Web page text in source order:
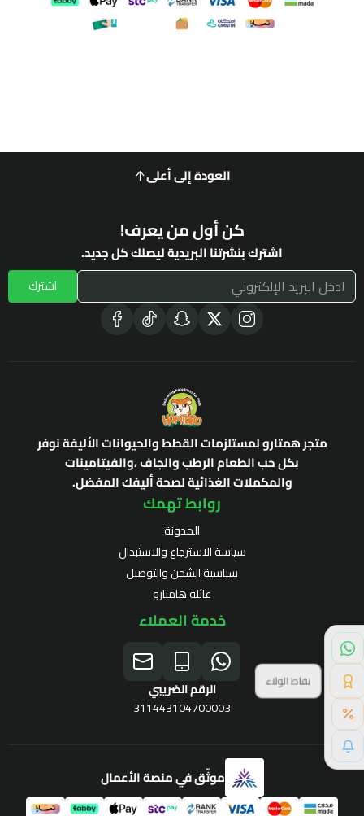
العودة إلى أعلى
كن أول من يعرف!
اشترك بنشرتنا البريدية ليصلك كل جديد.
اشترك
متجر همتارو لمستلزمات القطط والحيوانات الأليفة نوفر
بكل حب الطعام الرطب والجاف ،والفيتامينات
والمكملات الغذائية لصحة أليفك المفضل.
روابط تهمك
المدونة
سياسة الاسترجاع والاستبدال
سياسية الشحن والتوصيل
عائلة هامتارو
خدمة العملاء
الرقم الضريبي
311443104700003
موثّق في منصة الأعمالبرنامج الولاء
نقاط الولاء